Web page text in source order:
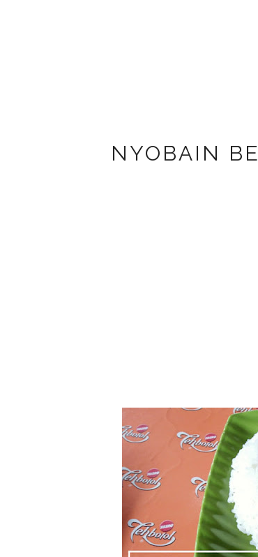
NYOBAIN